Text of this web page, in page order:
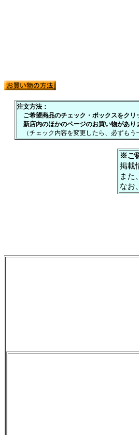
注文方法：
ご希望商品のチェック・ボックスをクリ
新店内のほかのページのお買い物があり
（チェック内容を変更したら、必ずもう
※ご
掲載
また
なお